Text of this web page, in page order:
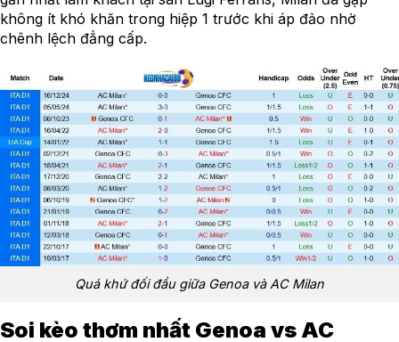
không ít khó khăn trong hiệp 1 trước khi áp đảo nhờ
chênh lệch đẳng cấp.
Quá khứ đối đầu giữa Genoa và AC Milan
Soi kèo thơm nhất Genoa vs AC